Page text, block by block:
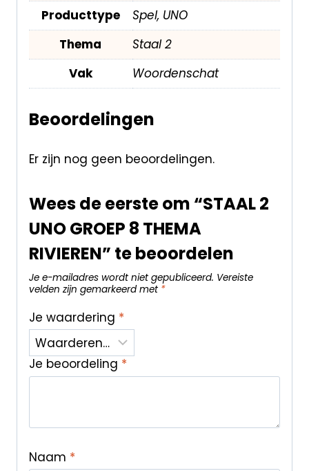
Producttype
Spel, UNO
Thema
Staal 2
Vak
Woordenschat
Beoordelingen
Er zijn nog geen beoordelingen.
Wees de eerste om “STAAL 2
UNO GROEP 8 THEMA
RIVIEREN” te beoordelen
Je e-mailadres wordt niet gepubliceerd. Vereiste
velden zijn gemarkeerd met *
Je waardering *
Je beoordeling *
Naam *